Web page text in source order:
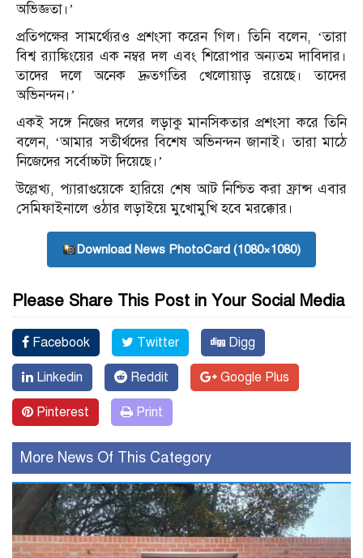
অভিজ্ঞতা।’
প্রতিপক্ষের সামর্থ্যেরও প্রশংসা করেন গিল। তিনি বলেন, ‘তারা
বিশ্ব র‍্যাঙ্কিংয়ের এক নম্বর দল এবং শিরোপার অন্যতম দাবিদার।
তাদের দলে অনেক দ্রুতগতির খেলোয়াড় রয়েছে। তাদের
অভিনন্দন।’
একই সঙ্গে নিজের দলের লড়াকু মানসিকতার প্রশংসা করে তিনি
বলেন, ‘আমার সতীর্থদের বিশেষ অভিনন্দন জানাই। তারা মাঠে
নিজেদের সর্বোচ্চটা দিয়েছে।’
উল্লেখ্য, প্যারাগুয়েকে হারিয়ে শেষ আট নিশ্চিত করা ফ্রান্স এবার
সেমিফাইনালে ওঠার লড়াইয়ে মুখোমুখি হবে মরক্কোর।
Download News PhotoCard (1080×1080)
Please Share This Post in Your Social Media
Facebook Twitter Digg
Linkedin Reddit Google Plus
Pinterest Print
More News Of This Category